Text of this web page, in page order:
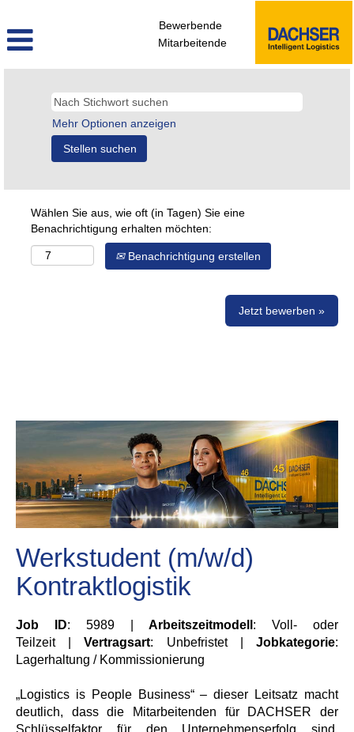
Bewerbende
Mitarbeitende
Mehr Optionen anzeigen
Wählen Sie aus, wie oft (in Tagen) Sie eine
Benachrichtigung erhalten möchten:
Benachrichtigung erstellen
Jetzt bewerben »
Werkstudent (m/w/d)
Kontraktlogistik
Job ID: 5989 |Arbeitszeitmodell : Voll- oder
Teilzeit |Vertragsart: Unbefristet |Jobkategorie:
Lagerhaltung / Kommissionierung
„Logistics is People Business“ – dieser Leitsatz macht
deutlich, dass die Mitarbeitenden für DACHSER der
Schlüsselfaktor für den Unternehmenserfolg sind.